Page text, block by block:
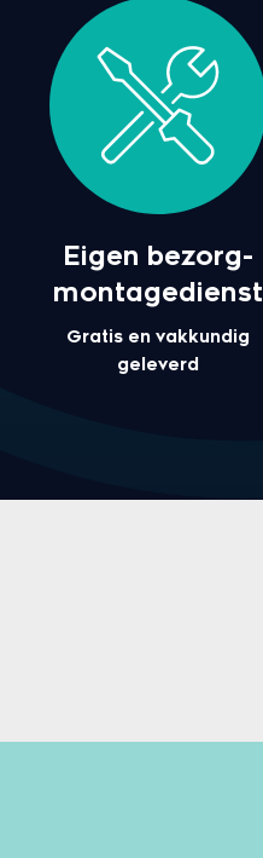
Eigen bezorg-
montagedienst
Gratis en vakkundig
geleverd